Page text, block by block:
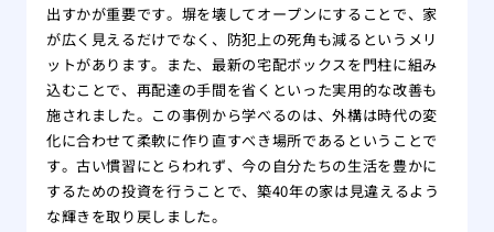
出すかが重要です。塀を壊してオープンにすることで、家
が広く見えるだけでなく、防犯上の死角も減るというメリ
ットがあります。また、最新の宅配ボックスを門柱に組み
込むことで、再配達の手間を省くといった実用的な改善も
施されました。この事例から学べるのは、外構は時代の変
化に合わせて柔軟に作り直すべき場所であるということで
す。古い慣習にとらわれず、今の自分たちの生活を豊かに
するための投資を行うことで、築40年の家は見違えるよう
な輝きを取り戻しました。